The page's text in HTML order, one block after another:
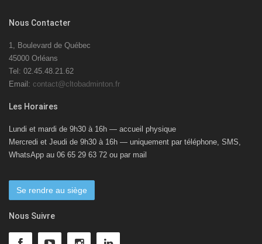
Nous Contacter
1, Boulevard de Québec
45000 Orléans
Tel: 02.45.48.21.62
Email: contact@cltobadminton.fr
Les Horaires
Lundi et mardi de 9h30 à 16h — accueil physique
Mercredi et Jeudi de 9h30 à 16h — uniquement par téléphone, SMS,
WhatsApp au 06 65 29 63 72 ou par mail
Se rendre au siège
Nous Suivre